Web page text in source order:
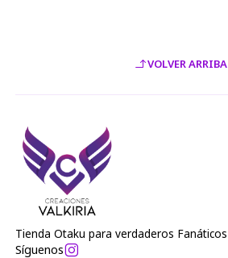
VOLVER ARRIBA
Tienda Otaku para verdaderos Fanáticos
Síguenos